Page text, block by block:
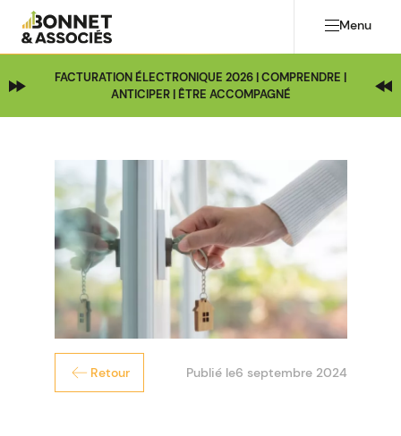
Menu
FACTURATION ÉLECTRONIQUE 2026 | COMPRENDRE |
ANTICIPER | ÊTRE ACCOMPAGNÉ
Retour Publié le6 septembre 2024